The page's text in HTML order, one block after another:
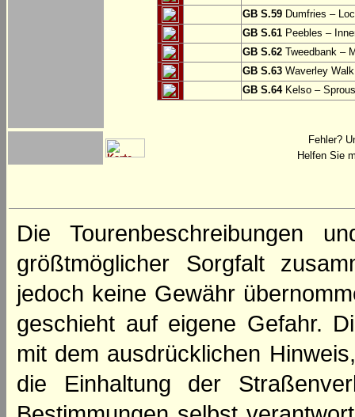
GB S.59 Dumfries –
GB S.61 Peebles –
GB S.62 Tweedbank –
GB S.63 Waverley
GB S.64Kelso –
Fehler?
Helfen Sie
Die Tourenbeschreibungen
größtmöglicher Sorgfalt
jedoch keine Gewähr
geschieht auf eigene Gefahr.
mit dem ausdrücklichen
die Einhaltung der